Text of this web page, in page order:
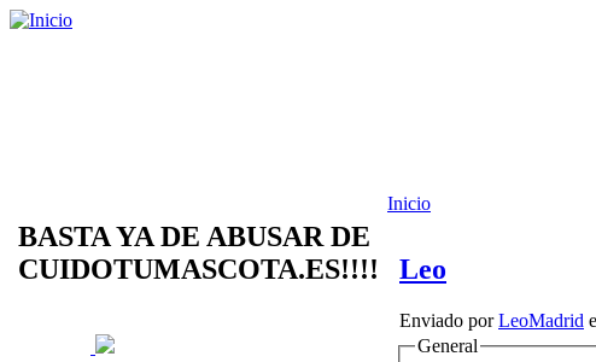
BASTA YA DE ABUSAR DE
CUIDOTUMASCOTA.ES!!!!
Inicio
Leo
Enviado porLeoMadrid
General